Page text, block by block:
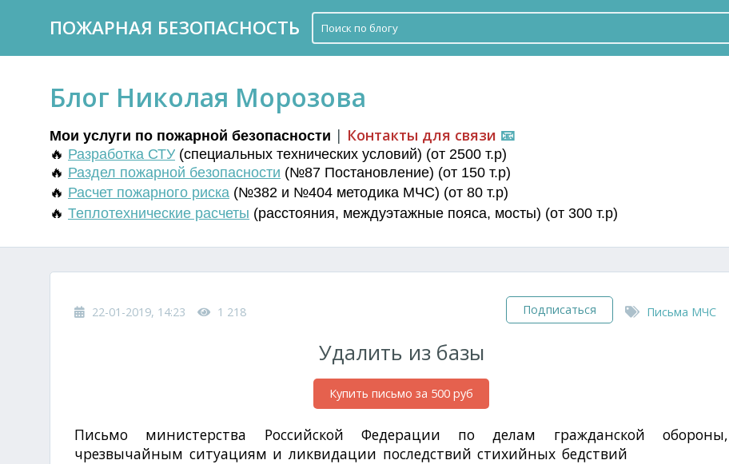
ПОЖАРНАЯ БЕЗОПАСНОСТЬ
Блог Николая Морозова
Мои услуги по пожарной безопасности | Контакты для связи 📧
🔥 Разработка СТУ (специальных технических условий) (от 2500 т.р)
🔥 Раздел пожарной безопасности (№87 Постановление) (от 150 т.р)
🔥 Расчет пожарного риска (№382 и №404 методика МЧС) (от 80 т.р)
🔥 Теплотехнические расчеты (расстояния, междуэтажные пояса, мосты) (от 300 т.р)
22-01-2019, 14:23 1 218 Подписаться Письма МЧС
Удалить из базы
Купить письмо за 500 руб
Письмо министерства Российской Федерации по делам гражданской обороны,
чрезвычайным ситуациям и ликвидации последствий стихийных бедствий